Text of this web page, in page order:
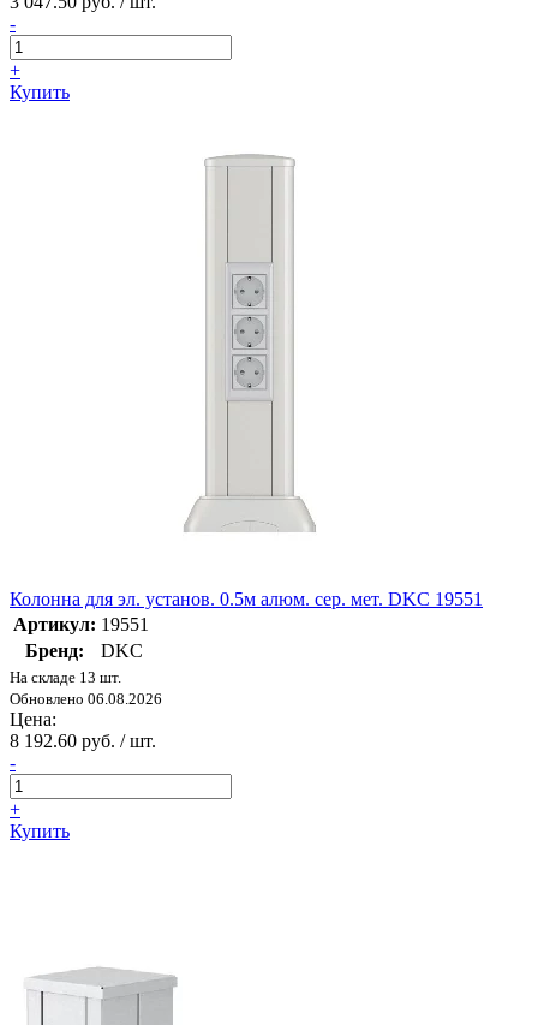
-
+
Купить
Колонна для эл. установ. 0.5м алюм. сер. мет. DKC 19551
Артикул: 19551
Бренд:
DKC
На складе 13 шт.
Обновлено 06.08.2026
Цена:
8 192.60 руб. / шт.
-
+
Купить